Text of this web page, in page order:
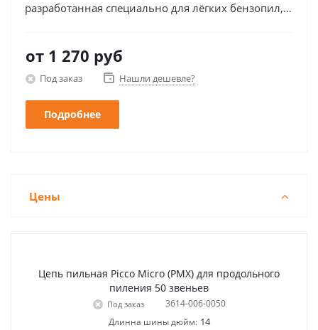
разработанная специально для лёгких бензопил,
от 1 270 руб
Под заказ Нашли дешевле?
Подробнее
Цены
Цепь пильная Picco Micro (PMX) для продольного
пиления 50 звеньев
Под заказ
3614-006-0050
Длинна шины дюйм: 14